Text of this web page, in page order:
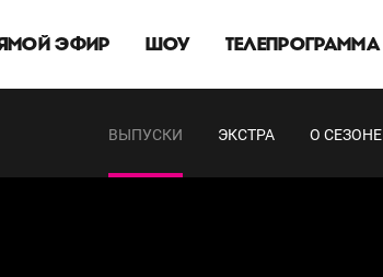
ЭФИР ШОУ ТЕЛЕПРОГРАММА
ВЫПУСКИ ЭКСТРА О СЕЗОНЕ